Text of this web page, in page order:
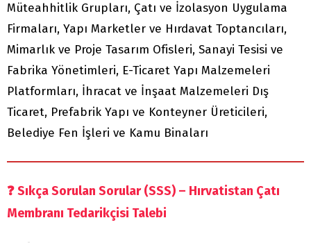
Müteahhitlik Grupları, Çatı ve İzolasyon Uygulama
Firmaları, Yapı Marketler ve Hırdavat Toptancıları,
Mimarlık ve Proje Tasarım Ofisleri, Sanayi Tesisi ve
Fabrika Yönetimleri, E-Ticaret Yapı Malzemeleri
Platformları, İhracat ve İnşaat Malzemeleri Dış
Ticaret, Prefabrik Yapı ve Konteyner Üreticileri,
Belediye Fen İşleri ve Kamu Binaları
❓Sıkça Sorulan Sorular (SSS) – Hırvatistan Çatı
Membranı Tedarikçisi Talebi